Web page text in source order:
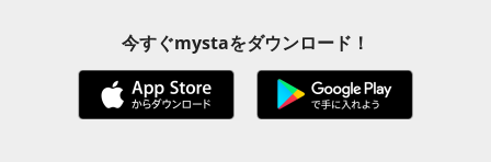
今すぐmystaをダウンロード！